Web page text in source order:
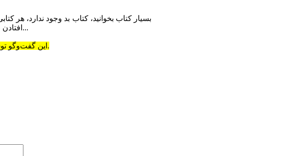
بسیار کتاب بخوانید، کتاب بد وجود ندارد، هر
افتادن جان شما و ناراحتی خانواده شما، را ندارد... از صعودهایتان نهایت لذت را ببرید...
این گفت‌وگو توسط تحریریه «کوه‌نوشت» ترجمه شده است / برداشت با ذکر منبع مجاز است.